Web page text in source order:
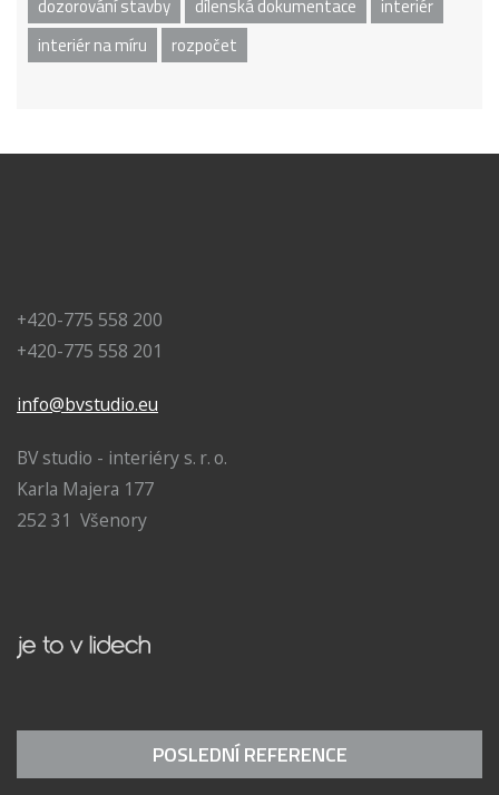
dozorování stavby dílenská dokumentace
interiér
interiér na míru
rozpočet
+420-775 558 200
+420-775 558 201
info@bvstudio.eu
BV studio - interiéry s. r. o.
Karla Majera 177
252 31 Všenory
POSLEDNÍ REFERENCE